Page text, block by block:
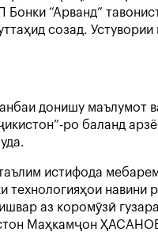
“Арванд”
созад.
донишу маълумот
ро баланд
истифода
навини
аз коромӯзӣ
Маҳкамҷон